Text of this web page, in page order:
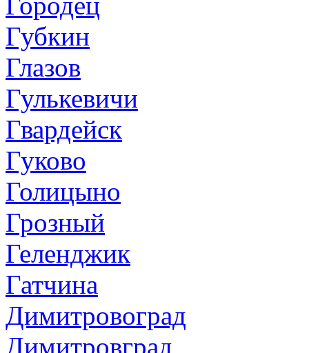
Губкин
Глазов
Гулькевичи
Гвардейск
Гуково
Голицыно
Грозный
Геленджик
Гатчина
Димитровоград
Димитровград